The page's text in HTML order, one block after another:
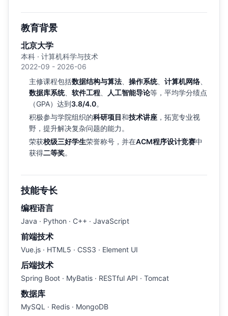
教育背景
北京大学
本科 · 计算机科学与技术
2022-09 - 2026-06
主修课程包括数据结构与算法 操作系统、 计算机网络
数据库系统、 软件工程 人工智能导论等，平均学分绩点
（GPA）达到3.8/4.0。
积极参与学院组织的科研项目和技术讲座 ，拓宽专业视
野，提升解决复杂问题的能力。
荣获校级三好学生荣誉称号，并在ACM程序设计竞赛中
获得二等奖。
技能专长
编程语言
Java · Python · C++ · JavaScript
前端技术
Vue.js · HTML5 · CSS3 · Element UI
后端技术
Spring Boot · MyBatis · RESTful API · Tomcat
数据库
MySQL · Redis · MongoDB